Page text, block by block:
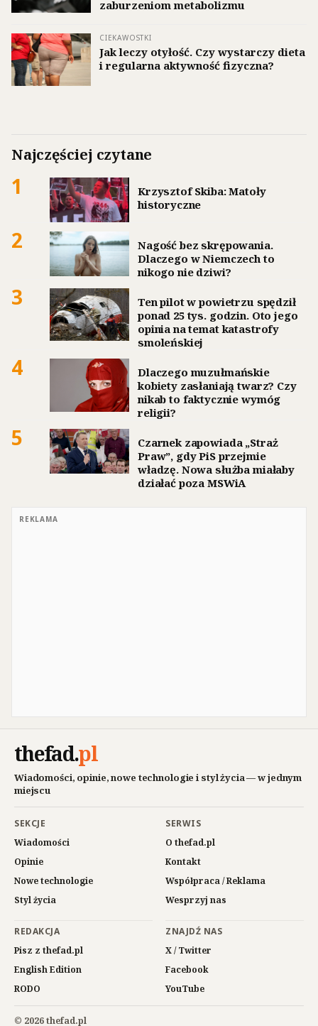
zaburzeniom metabolizmu
CIEKAWOSTKI
Jak leczy otyłość. Czy wystarczy dieta
i regularna aktywność fizyczna?
Najczęściej czytane
1
Krzysztof Skiba: Matoły
historyczne
2
Nagość bez skrępowania.
Dlaczego w Niemczech to
nikogo nie dziwi?
3
Ten pilot w powietrzu spędził
ponad 25 tys. godzin. Oto jego
opinia na temat katastrofy
smoleńskiej
4
Dlaczego muzułmańskie
kobiety zasłaniają twarz? Czy
nikab to faktycznie wymóg
religii?
5
Czarnek zapowiada „Straż
Praw”, gdy PiS przejmie
władzę. Nowa służba miałaby
działać poza MSWiA
REKLAMA
thefad.pl
Wiadomości, opinie, nowe technologie i styl życia — w jednym
miejscu
SEKCJE
Wiadomości
Opinie
Nowe technologie
Styl życia
SERWIS
O thefad.pl
Kontakt
Współpraca / Reklama
Wesprzyj nas
REDAKCJA
Pisz z thefad.pl
English Edition
RODO
ZNAJDŹ NAS
X / Twitter
Facebook
YouTube
© 2026 thefad.pl